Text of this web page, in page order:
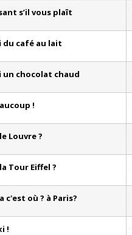
s’il vous plaît
du café au lait
un chocolat chaud
!
Louvre ?
Tour Eiffel ?
c'est où ? à Paris?
!